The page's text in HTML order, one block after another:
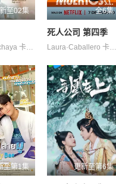
至02集
Freya·Sirinchaya 卡黎莎·素帕琳格特 哈莉特·阿芮娅·玛格拉 塔那帕特·卡维拉 娜琳迪帕·莎功昂格派 拉提帕·隆沃那潘 朋拉维·凯普拉帕功 查卡蒙·瑟颂维塔亚
全6集
死人公司 第四季
Laura·Caballero 卡洛斯·阿雷塞斯
至第1集 更新至第6集